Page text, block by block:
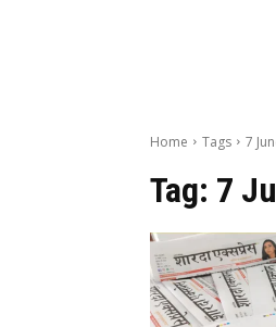
Home Tags 7
Tag: 7